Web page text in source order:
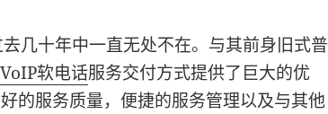
几十年中一直无处不在。与其前身旧式普
VoIP软电话服务交付方式提供了巨大的优
的服务质量，便捷的服务管理以及与其他